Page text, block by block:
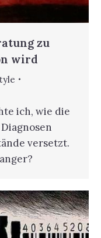
zu
wird
ich, wie die
versetzt.